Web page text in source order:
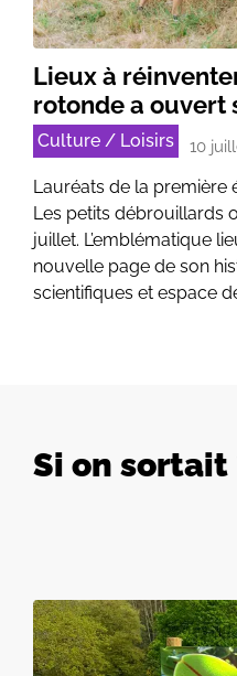
Lieux à
rotonde a ouvert
Culture / Loisirs 10
Lauréats de la première
Les petits débrouillards
juillet. L’emblématique
nouvelle page de son
scientifiques et espace
Si on sortait